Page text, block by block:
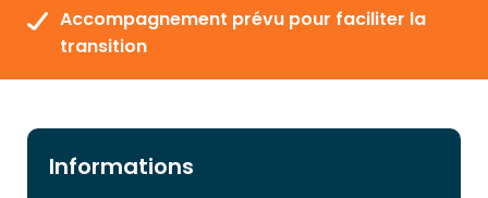
Accompagnement prévu pour faciliter la
transition
Informations